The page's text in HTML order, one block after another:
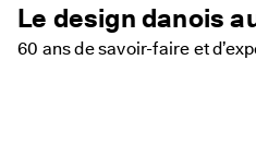
Le design danois
60 ans de savoir-faire et